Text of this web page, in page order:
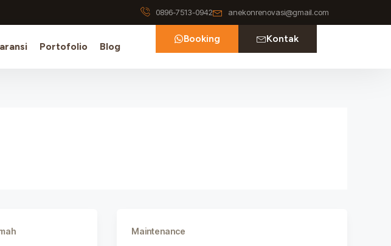
0896-7513-0942 anekonrenovasi@gmail.com
Portofolio Blog
Booking Kontak
Maintenance